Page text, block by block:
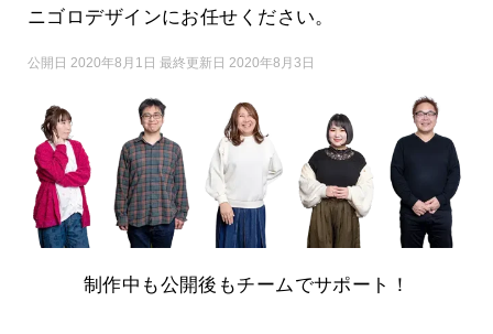
ニゴロデザインにお任せください。
公開日 2020年8月1日 最終更新日 2020年8月3日
制作中も公開後もチームでサポート！